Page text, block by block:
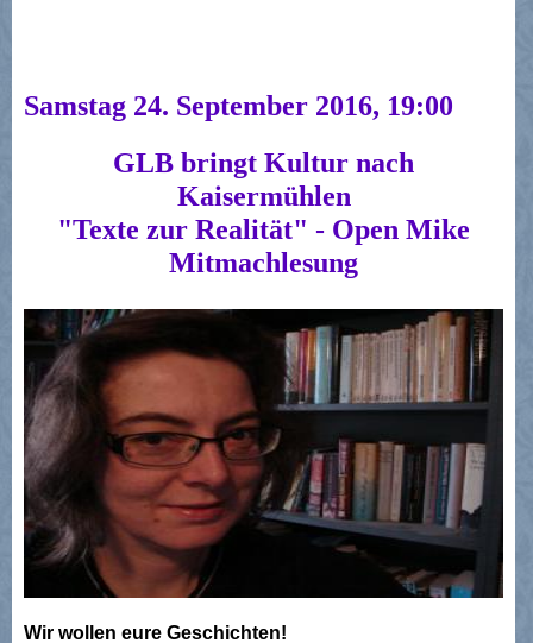
Samstag 24. September 2016, 19:00
GLB bringt Kultur nach
Kaisermühlen
"Texte zur Realität" - Open Mike
Mitmachlesung
Wir wollen eure Geschichten!